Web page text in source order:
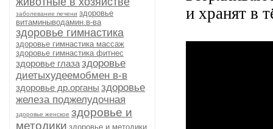
заболевание печени здоровье
витаминыводамин.в-ва
здоровье гимнастика
здоровье гимнастика массаж
здоровье гимнастика фитнес
здоровье глазаздоровье
диетыхудеемобмен в-в
здоровье др.органы здоровье
железа поджелудочная
здоровье женское здоровье и
методики здоровье и методики
и хранят в